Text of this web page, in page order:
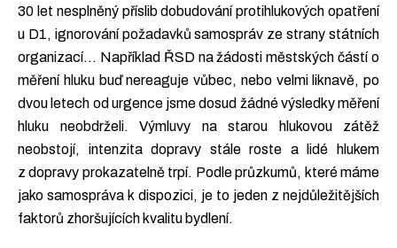
30 let nesplněný příslib dobudování protihlukových opatření
u D1, ignorování požadavků samospráv ze strany státních
organizací… Například ŘSD na žádosti městských částí o
měření hluku buď nereaguje vůbec, nebo velmi liknavě, po
dvou letech od urgence jsme dosud žádné výsledky měření
hluku neobdrželi. Výmluvy na starou hlukovou zátěž
neobstojí, intenzita dopravy stále roste a lidé hlukem
z dopravy prokazatelně trpí. Podle průzkumů, které máme
jako samospráva k dispozici, je to jeden z nejdůležitějších
faktorů zhoršujících kvalitu bydlení.